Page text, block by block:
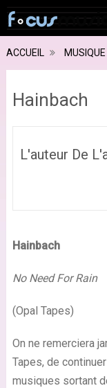
ACCUEIL MUSIQUE
Hainbach
L'auteur De
Hainbach
No Need For Rain
(Opal Tapes)
On ne remerciera
Tapes, de
musiques sortant